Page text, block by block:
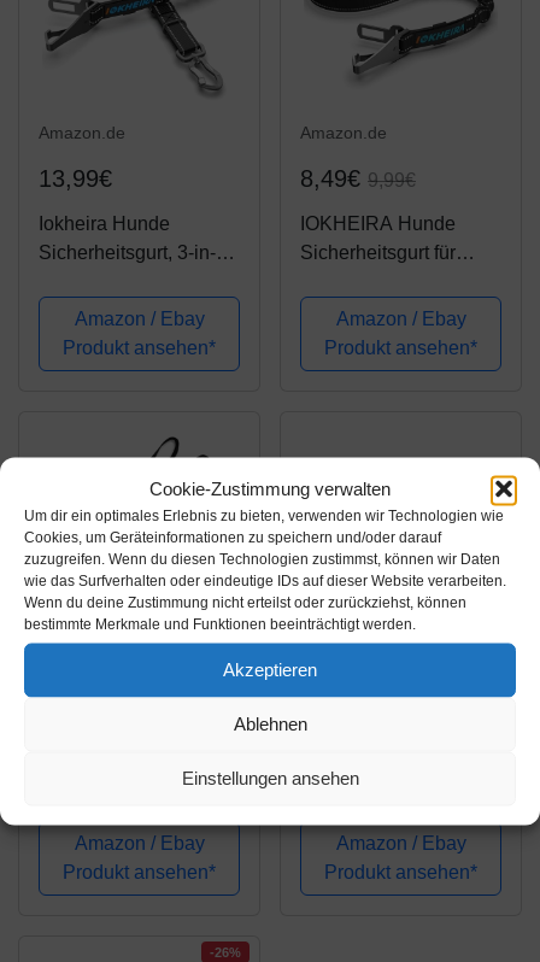
Cookie-Zustimmung verwalten
Um dir ein optimales Erlebnis zu bieten, verwenden wir Technologien wie
Cookies, um Geräteinformationen zu speichern und/oder darauf
zuzugreifen. Wenn du diesen Technologien zustimmst, können wir Daten
wie das Surfverhalten oder eindeutige IDs auf dieser Website verarbeiten.
Wenn du deine Zustimmung nicht erteilst oder zurückziehst, können
bestimmte Merkmale und Funktionen beeinträchtigt werden.
Akzeptieren
Ablehnen
Einstellungen ansehen
Amazon.de
13,99€
Iokheira Hunde
Sicherheitsgurt, 3-in-1
Sicherheitsgeschirre
für Auto,Reflektierend
Bungee Hundegurt mit
Amazon / Ebay
Produkt ansehen*
Amazon.de
8,49€ 9,99€
IOKHEIRA Hunde
Sicherheitsgurt für
Sicherheitsgeschirr
Einstellbarer mit
Verriegelungsstange
Amazon / Ebay
Produkt ansehen*
15,99€
Beisswurst für Hunde,
Griff, Tauziehen und
Zerrspiele für Hunde
Training K9 IGP IPO
Amazon / Ebay
Produkt ansehen*
40,99€
Fun braun Bernstein -
Amazon / Ebay
Produkt ansehen*
-26%